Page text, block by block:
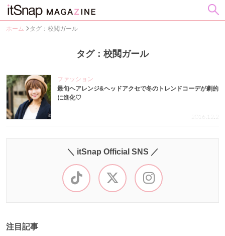
ホーム タグ：校閲ガール
タグ：校閲ガール
ファッション
最旬ヘアレンジ&ヘッドアクセで冬のトレンドコーデが劇的
に進化♡
2016.12.2
＼ itSnap Official SNS ／
注目記事